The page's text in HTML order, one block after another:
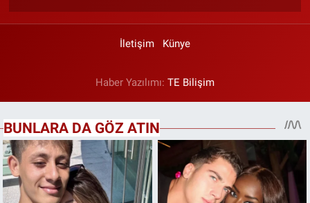
İletişim Künye
Haber Yazılımı: TE Bilişim